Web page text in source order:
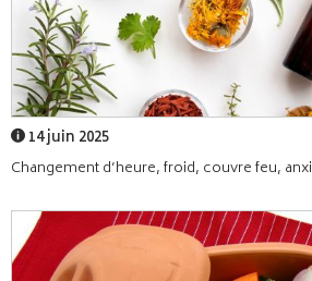
14 juin 2025
Changement d’heure, froid, couvre feu,